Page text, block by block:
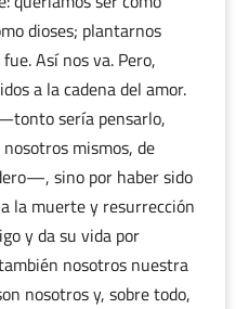
dioses; plantarnos
Así nos va. Pero,
a la cadena del amor.
sería pensarlo,
mismos, de
sino por haber sido
la muerte y resurrección
y da su vida por
nosotros nuestra
nosotros y, sobre todo,